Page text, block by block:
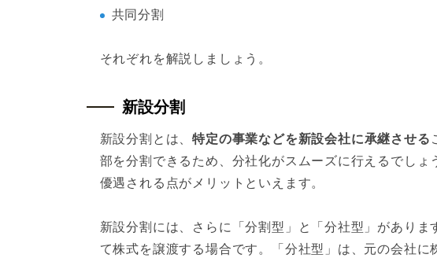
共同分割
それぞれを解説しましょう。
新設分割
新設分割とは、特定の事業などを新設会社に承継させる
部を分割できるため、分社化がスムーズに行えるでし
優遇される点がメリットといえます。
新設分割には、さらに「分割型」と「分社型」があり
て株式を譲渡する場合です。「分社型」は、元の会社に